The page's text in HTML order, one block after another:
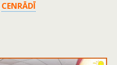
CENRĀDĪ